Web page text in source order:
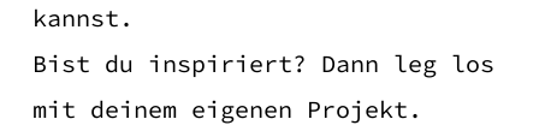
kannst.
Bist du inspiriert? Dann leg los
mit deinem eigenen Projekt.